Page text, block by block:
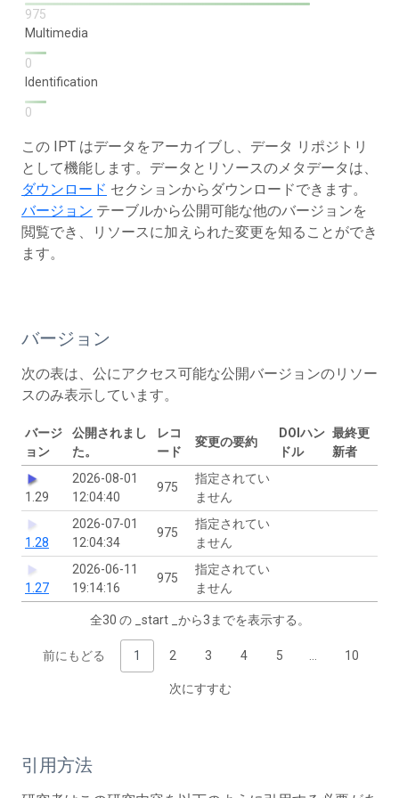
975
Multimedia
0
Identification
0
この IPT はデータをアーカイブし、データ リポジトリ
として機能します。データとリソースのメタデータは、
ダウンロード セクションからダウンロードできます。
バージョン テーブルから公開可能な他のバージョンを
閲覧でき、リソースに加えられた変更を知ることができ
ます。
バージョン
次の表は、公にアクセス可能な公開バージョンのリソー
スのみ表示しています。
バージ
ョン
公開されまし
た。
レコ
ード
変更の要約
DOIハン
ドル
最終更
新者
1.29
2026-08-01
12:04:40
975
指定されてい
ません
1.28
2026-07-01
12:04:34
975
指定されてい
ません
1.27
2026-06-11
19:14:16
975
指定されてい
ません
全30 の _start _から3までを表示する。
前にもどる 1 2 3 4 5 10
次にすすむ
引用方法